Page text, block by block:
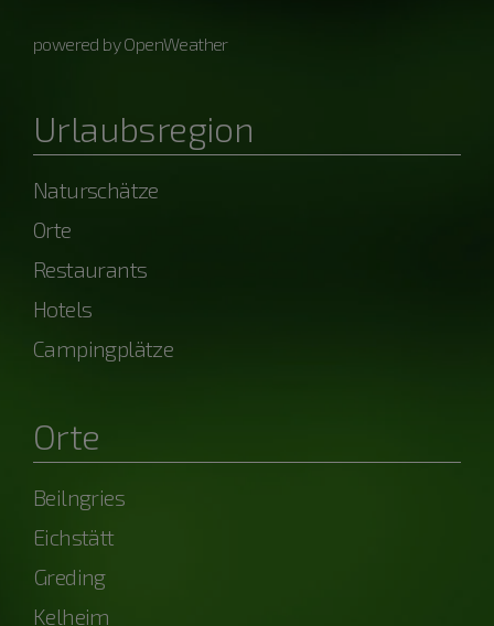
powered by OpenWeather
Urlaubsregion
Naturschätze
Orte
Restaurants
Hotels
Campingplätze
Orte
Beilngries
Eichstätt
Greding
Kelheim